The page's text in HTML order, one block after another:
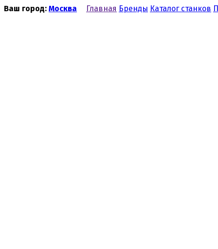
Ваш город: Москва Главная Бренды Каталог станков